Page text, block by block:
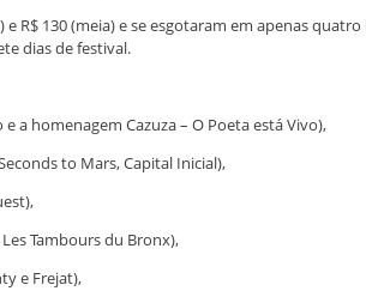
R$ 130 (meia) e se esgotaram em apenas
dias de festival.
a homenagem Cazuza – O Poeta está Vivo),
to Mars, Capital Inicial),
Tambours du Bronx),
e Frejat),